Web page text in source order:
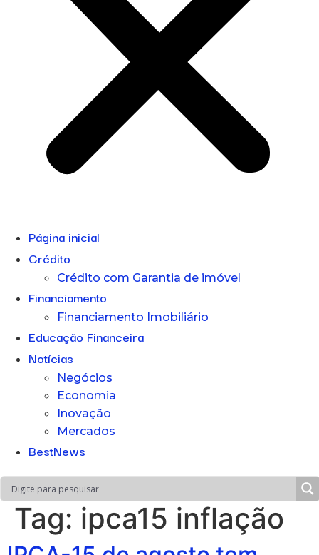
Página inicial
Crédito
Crédito com Garantia de imóvel
Financiamento
Financiamento Imobiliário
Educação Financeira
Notícias
Negócios
Economia
Inovação
Mercados
BestNews
Tag: ipca15 inflação